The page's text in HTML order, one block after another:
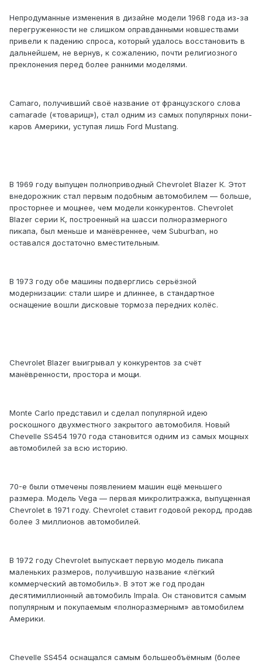
Непродуманные изменения в дизайне модели 1968 года из-за
перегруженности не слишком оправданными новшествами
привели к падению спроса, который удалось восстановить в
дальнейшем, не вернув, к сожалению, почти религиозного
преклонения перед более ранними моделями.
Camaro, получивший своё название от французского слова
camarade («товарищ»), стал одним из самых популярных пони-
каров Америки, уступая лишь Ford Mustang.
В 1969 году выпущен полноприводный Chevrolet Blazer К. Этот
внедорожник стал первым подобным автомобилем — больше,
просторнее и мощнее, чем модели конкурентов. Chevrolet
Blazer серии К, построенный на шасси полноразмерного
пикапа, был меньше и манёвреннее, чем Suburban, но
оставался достаточно вместительным.
В 1973 году обе машины подверглись серьёзной
модернизации: стали шире и длиннее, в стандартное
оснащение вошли дисковые тормоза передних колёс.
Chevrolet Blazer выигрывал у конкурентов за счёт
манёвренности, простора и мощи.
Monte Carlo представил и сделал популярной идею
роскошного двухместного закрытого автомобиля. Новый
Chevelle SS454 1970 года становится одним из самых мощных
автомобилей за всю историю.
70-е были отмечены появлением машин ещё меньшего
размера. Модель Vega — первая микролитражка, выпущенная
Chevrolet в 1971 году. Chevrolet ставит годовой рекорд, продав
более 3 миллионов автомобилей.
В 1972 году Chevrolet выпускает первую модель пикапа
маленьких размеров, получившую название «лёгкий
коммерческий автомобиль». В этот же год продан
десятимиллионный автомобиль Impala. Он становится самым
популярным и покупаемым «полноразмерным» автомобилем
Америки.
Chevelle SS454 оснащался самым большеобъёмным (более